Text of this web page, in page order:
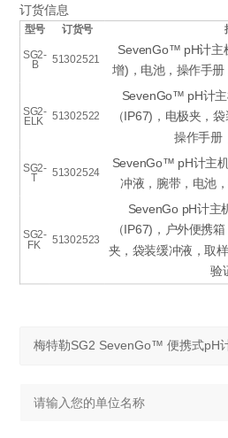
订货信息
型号 订货号
SG2-
B 51302521
SevenGo™ pH计主
增)，电池，操作手
SG2-
ELK 51302522
SevenGo™ pH计
（IP67)，电极夹，
操作手册
SG2-
T
51302524
SevenGo™ pH计主
冲液，腕带，电池
SG2-
FK
51302523
SevenGo pH计主
（IP67)，户外便携
夹，袋装缓冲液，取
验